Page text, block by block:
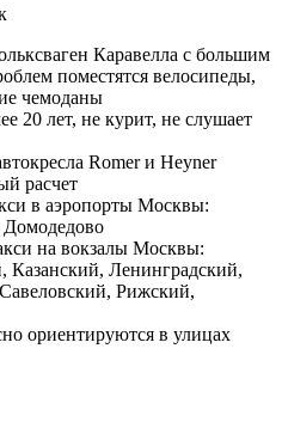
Каравелла с большим
поместятся велосипеды,
чемоданы
20 лет, не курит, не слушает
Romer и Heyner
расчет
в аэропорты Москвы:
на вокзалы Москвы:
Казанский, Ленинградский,
Рижский,
ориентируются в улицах